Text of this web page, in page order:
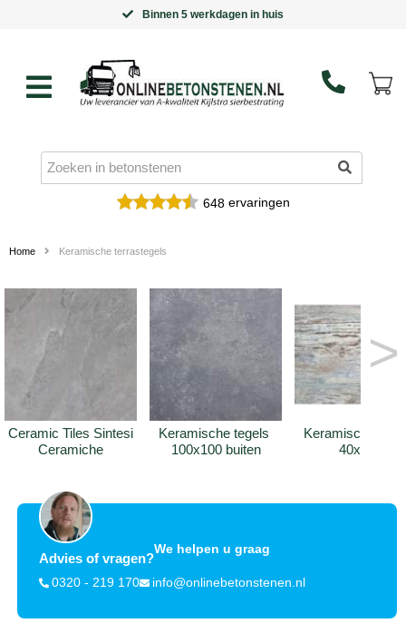
Binnen 5 werkdagen in huis
648ervaringen
Home Keramische terrastegels
Ceramic Tiles Sintesi
Ceramiche
Keramische tegels
100x100 buiten
Keramische
40x120
>
Advies of vragen?
We helpen u graag
0320 - 219 170 info@onlinebetonstenen.nl